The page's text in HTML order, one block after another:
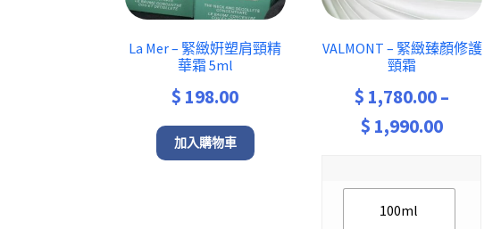
La Mer – 緊緻姸塑肩頸精
華霜 5ml
$ 198.00
加入購物車
VALMONT – 緊緻臻顏修護
頸霜
$ 1,780.00–
$ 1,990.00Price
$
100ml